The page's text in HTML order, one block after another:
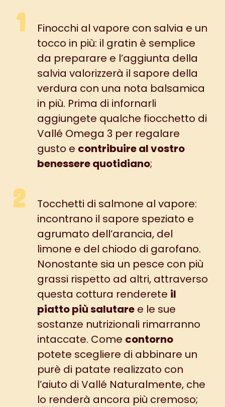
Finocchi al vapore con salvia e un
tocco in più: il gratin è semplice
da preparare e l’aggiunta della
salvia valorizzerà il sapore della
verdura con una nota balsamica
in più. Prima di infornarli
aggiungete qualche fiocchetto di
Vallé Omega 3 per regalare
gusto e contribuire al vostro
benessere quotidiano;
Tocchetti di salmone al vapore:
incontrano il sapore speziato e
agrumato dell’arancia, del
limone e del chiodo di garofano.
Nonostante sia un pesce con più
grassi rispetto ad altri, attraverso
questa cottura renderete il
piatto più salutaree le sue
sostanze nutrizionali rimarranno
intaccate. Come contorno
potete scegliere di abbinare un
purè di patate realizzato con
l’aiuto di Vallé Naturalmente, che
lo renderà ancora più cremoso;